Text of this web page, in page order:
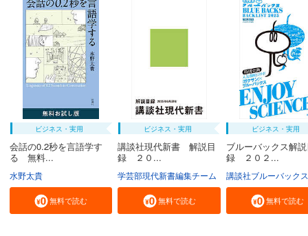
ビジネス・実用
会話の0.2秒を言語学す
る 無料...
水野太貴
無料で読む
ビジネス・実用
講談社現代新書 解説目
録 ２０...
学芸部現代新書編集チーム
無料で読む
ビジネス・実用
ブルーバックス解
録 ２０２...
講談社ブルーバックス
無料で読む